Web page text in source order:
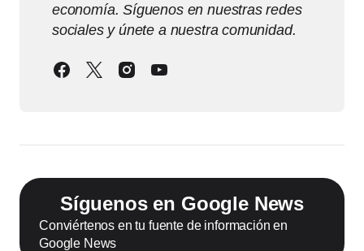
economía. Síguenos en nuestras redes
sociales y únete a nuestra comunidad.
Síguenos en Google News
Conviértenos en tu fuente de información en
Google News